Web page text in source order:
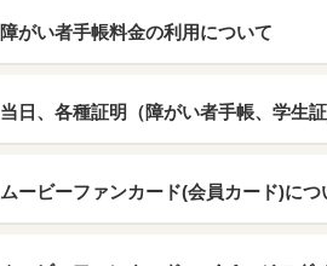
障がい者手帳料金の利用について
当日、各種証明（障がい者手帳、学生
ムービーファンカード(会員カード)につ